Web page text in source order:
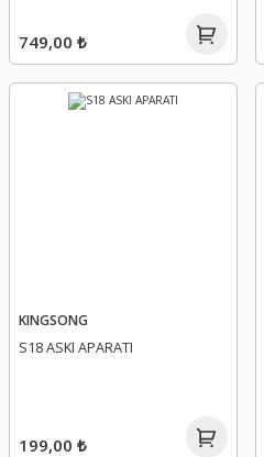
749,00 ₺
KINGSONG
S18 ASKI APARATI
199,00 ₺